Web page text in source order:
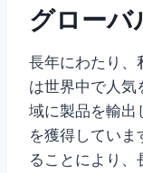
グローバ
長年にわたり、
は世界中で人
域に製品を輸出
を獲得していま
ることにより